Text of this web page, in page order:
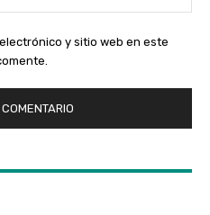
y sitio web en este